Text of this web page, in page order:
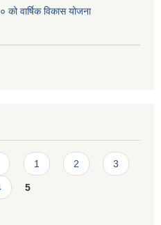
वार्षिक विकास योजना
1 2 3
5